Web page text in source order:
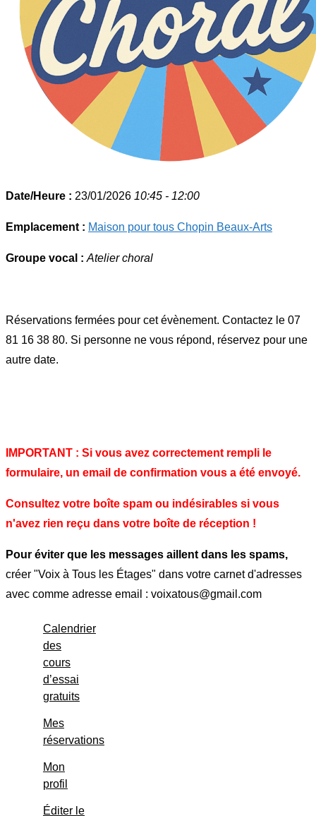
Date/Heure : 23/01/2026 10:45 - 12:00
Emplacement : Maison pour tous Chopin Beaux-Arts
Groupe vocal : Atelier choral
Réservations fermées pour cet évènement. Contactez le 07
81 16 38 80. Si personne ne vous répond, réservez pour une
autre date.
IMPORTANT : Si vous avez correctement rempli le
formulaire, un email de confirmation vous a été envoyé.
Consultez votre boîte spam ou indésirables si vous
n'avez rien reçu dans votre boîte de réception !
Pour éviter que les messages aillent dans les spams,
créer "Voix à Tous les Étages" dans votre carnet d'adresses
avec comme adresse email : voixatous@gmail.com
Calendrier
des
cours
d’essai
gratuits
Mes
réservations
Mon
profil
Éditer le